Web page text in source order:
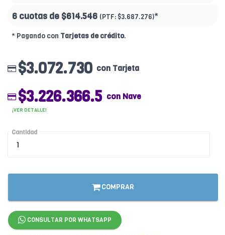
6 cuotas de $614.546 (PTF: $3.687.276)*
* Pagando con Tarjetas de crédito.
$3.072.730 con Tarjeta
$3.226.366.5 con Nave
¡VER DETALLE!
Cantidad
COMPRAR
CONSULTAR POR WHATSAPP